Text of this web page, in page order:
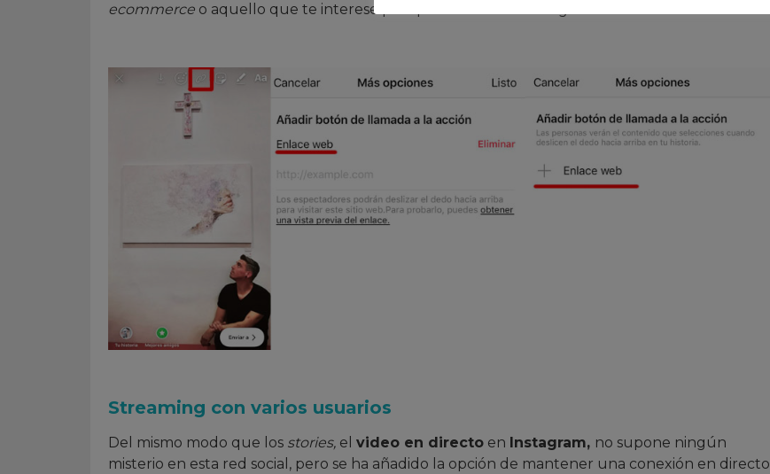
ecommerce o aquello que te interese para potenciar tu estrategia en las RRSS.
Streaming con varios usuarios
Del mismo modo que los stories, el video en directo en Instagram, no supone ningún
misterio en esta red social, pero se ha añadido la opción de mantener una conexión en directo